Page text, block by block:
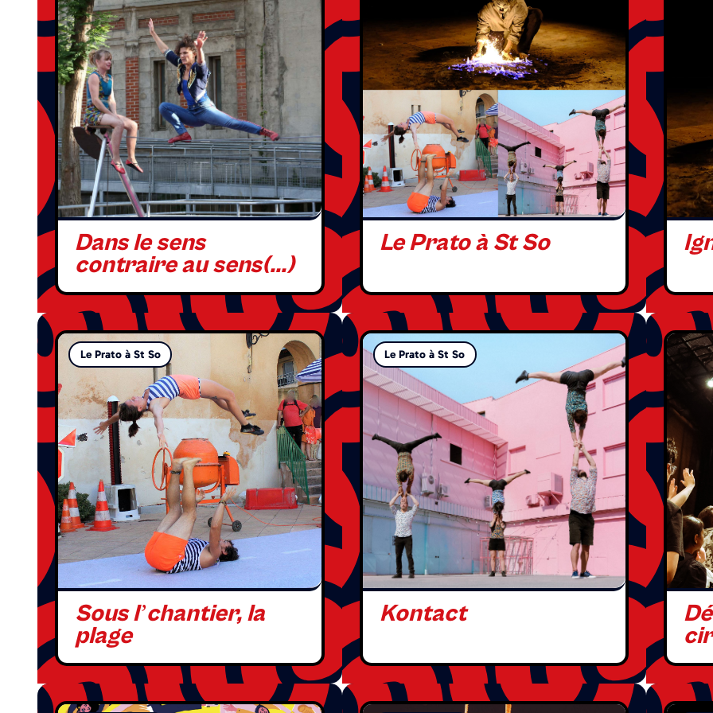
Dans le sens
contraire au sens(...)
Le Prato à St So
Le Prato à St So
Sous l’chantier, la
plage
Le Prato à St So
Kontact